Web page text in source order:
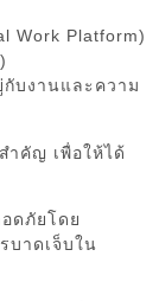
Work Platform)
บงานและความ
ำคัญ เพื่อให้ได้
ดภัยโดย
บาดเจ็บใน